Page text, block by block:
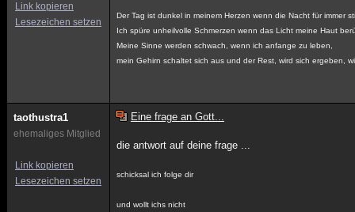
Link kopieren
Lesezeichen setzen
Der Tag ist dunkel in meinem Herzen wenn die Nacht für immer
Ich spüre unheilvolle Schmerzen wenn das Licht meine Haut
Meine Sinne werden schwach, wenn ich anfange zu leben,
mein Gehirn schaltet sich aus und der Rest, wird sich ergeben,
taothustra1
ehemaliges Mitglied
Link kopieren
Lesezeichen setzen
Eine frage an Gott...
die antwort auf deine frage ...
schicksal ich folge dir
und wollt ichs nicht